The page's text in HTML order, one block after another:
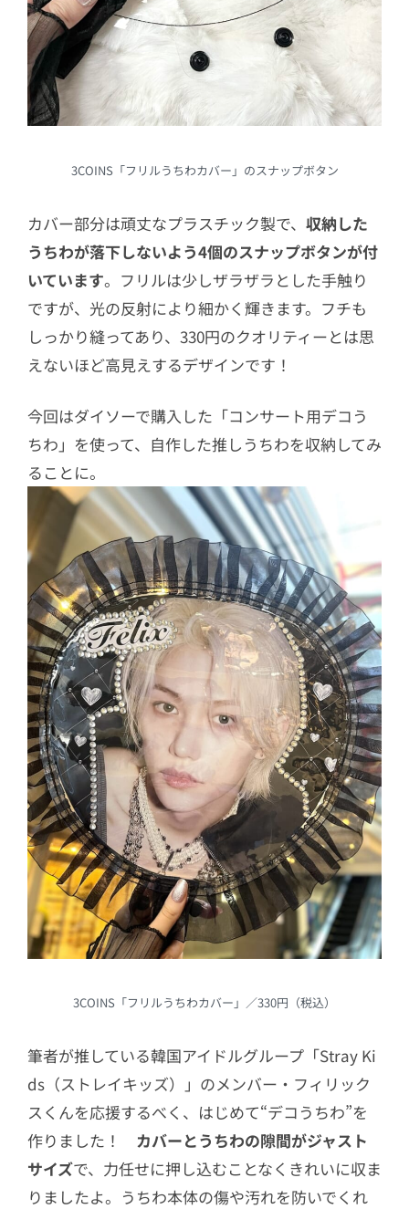
3COINS「フリルうちわカバー」のスナップボタン
カバー部分は頑丈なプラスチック製で、 収納した
うちわが落下しないよう4個のスナップボタンが付
いています。フリルは少しザラザラとした手触り
ですが、光の反射により細かく輝きます。フチも
しっかり縫ってあり、330円のクオリティーとは思
えないほど高見えするデザインです！
今回はダイソーで購入した「コンサート用デコう
ちわ」を使って、自作した推しうちわを収納してみ
ることに。
3COINS「フリルうちわカバー」／330円（税込）
筆者が推している韓国アイドルグループ「Stray Ki
ds（ストレイキッズ）」のメンバー・フィリック
スくんを応援するべく、はじめて“デコうちわ”を
作りました！ カバーとうちわの隙間がジャスト
サイズで、力任せに押し込むことなくきれいに収ま
りましたよ。うちわ本体の傷や汚れを防いでくれ